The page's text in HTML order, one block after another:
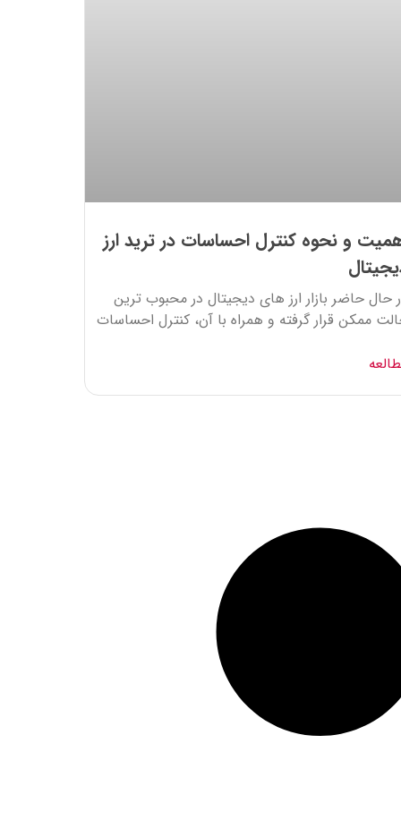
و نحوه کنترل احساسات در ترید ارز
حال حاضر بازار ارز های دیجیتال در محبوب ترین
ممکن قرار گرفته و همراه با آن، کنترل احساسات